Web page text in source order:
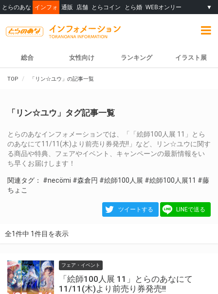
とらのあな インフォ 通販 店舗 とらコイン とら婚 WEBオンリー ▼
総合 女性向け ランキング イラスト展
TOP 「リン☆ユウ」の記事一覧
「リン☆ユウ」タグ記事一覧
とらのあなインフォメーションでは、「「絵師100人展 11」とら
のあなにて11/11(木)より前売り券発売!!」など、リン☆ユウに関す
る商品や特典、フェアやイベント、キャンペーンの最新情報をい
ち早くお届けします！
関連タグ： #necömi #森倉円 #絵師100人展 #絵師100人展11 #藤
ちょこ
ツイートする LINEで送る
全1件中 1件目を表示
フェア・イベント
「絵師100人展 11」とらのあなにて
11/11(木)より前売り券発売!!